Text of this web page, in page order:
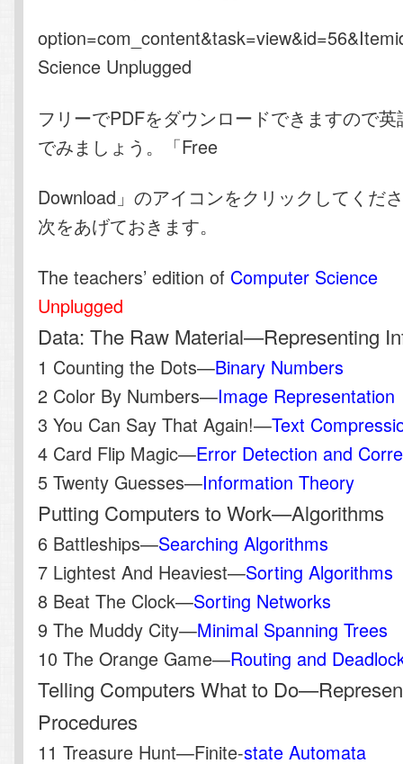
Science Unplugged
フリーでPDFをダウンロードできますので
でみましょう。「Free
Download」のアイコンをクリックしてくだ
次をあげておきます。
The teachers’ edition of Computer Science
Unplugged
Data: The Raw Material—Representing
1 Counting the Dots—Binary Numbers
2 Color By Numbers—Image Representation
3 You Can Say That Again!—Text
4 Card Flip Magic—Error Detection and
5 Twenty Guesses—Information Theory
Putting Computers to Work—Algorithms
6 Battleships—Searching Algorithms
7 Lightest And Heaviest—Sorting Algorithms
8 Beat The Clock—Sorting Networks
9 The Muddy City—Minimal Spanning Trees
10 The Orange Game—Routing and
Telling Computers What to
Procedures
11 Treasure Hunt—Finite-state Automata